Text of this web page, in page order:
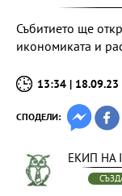
Събитието ще
икономиката и
13:34 | 18.09.23
СПОДЕЛИ:
ЕКИП НА